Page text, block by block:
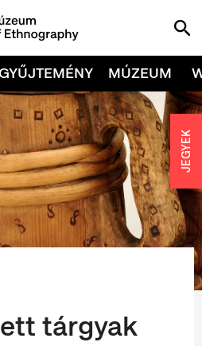
MÚZEUM
tárgyak
JEGYEK